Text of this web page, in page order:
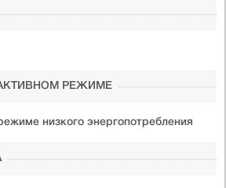
РЕЖИМЕ
низкого энергопотребления